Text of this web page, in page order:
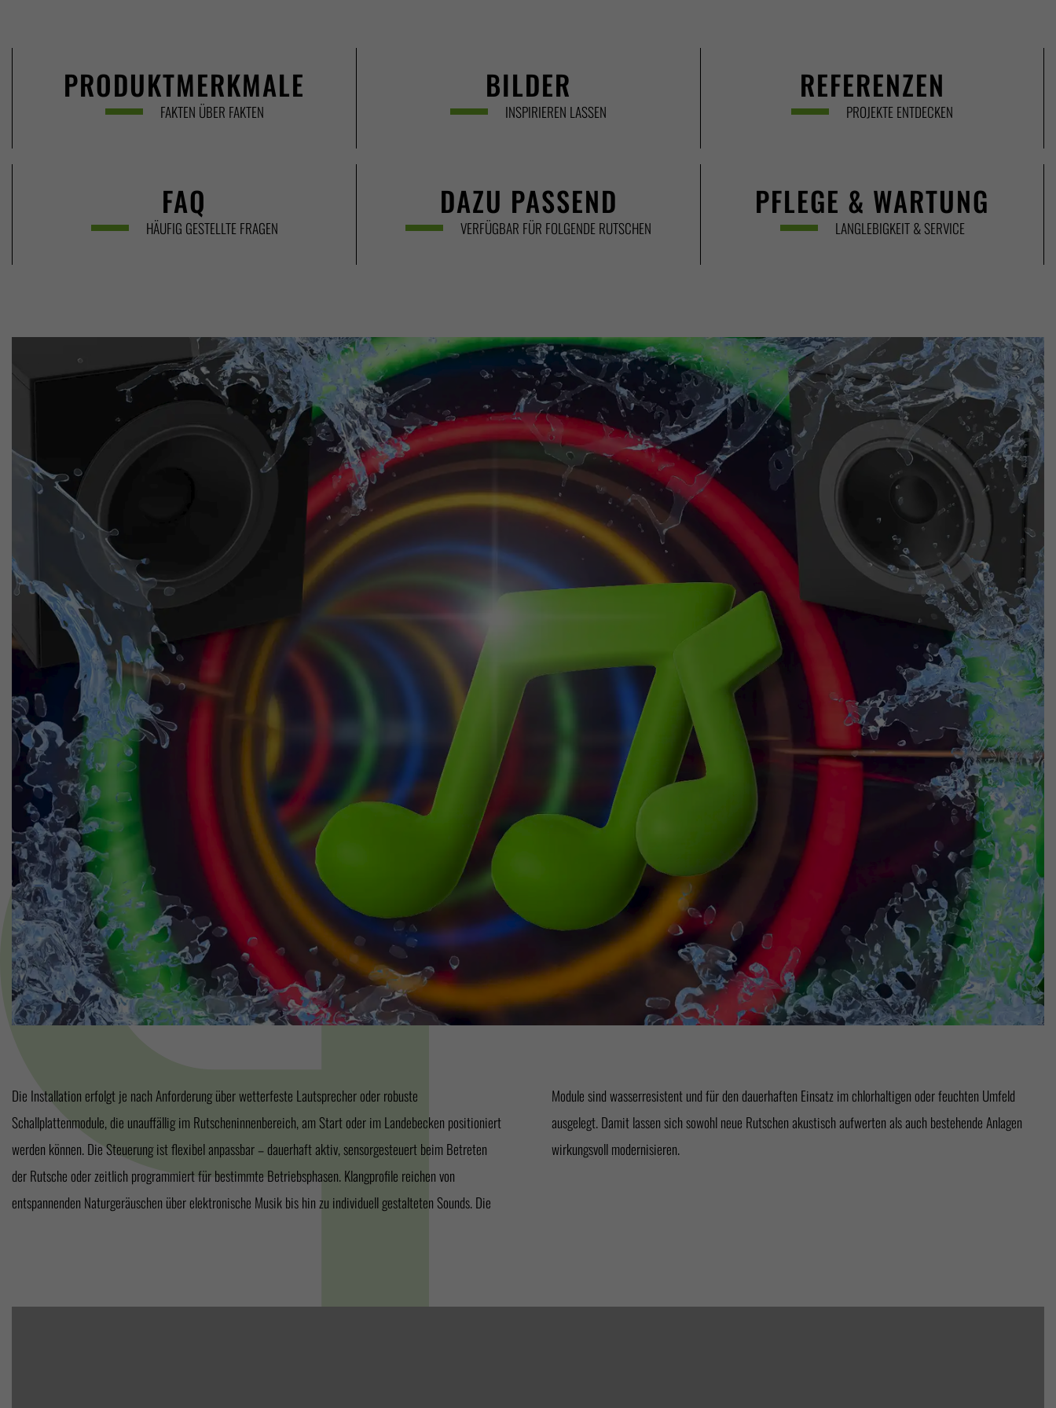
PRODUKTMERKMALE
FAKTEN ÜBER FAKTEN
BILDER
INSPIRIEREN LASSEN
REFERENZEN
PROJEKTE ENTDECKEN
FAQ
HÄUFIG GESTELLTE FRAGEN
DAZU PASSEND
VERFÜGBAR FÜR FOLGENDE RUTSCHEN
PFLEGE & WARTUNG
LANGLEBIGKEIT & SERVICE
Die Installation erfolgt je nach Anforderung über wetterfeste Lautsprecher oder robuste
Schallplattenmodule, die unauffällig im Rutscheninnenbereich, am Start oder im Landebecken positioniert
werden können. Die Steuerung ist flexibel anpassbar – dauerhaft aktiv, sensorgesteuert beim Betreten
der Rutsche oder zeitlich programmiert für bestimmte Betriebsphasen. Klangprofile reichen von
entspannenden Naturgeräuschen über elektronische Musik bis hin zu individuell gestalteten Sounds. Die
Module sind wasserresistent und für den dauerhaften Einsatz im chlorhaltigen oder feuchten Umfeld
ausgelegt. Damit lassen sich sowohl neue Rutschen akustisch aufwerten als auch bestehende Anlagen
wirkungsvoll modernisieren.